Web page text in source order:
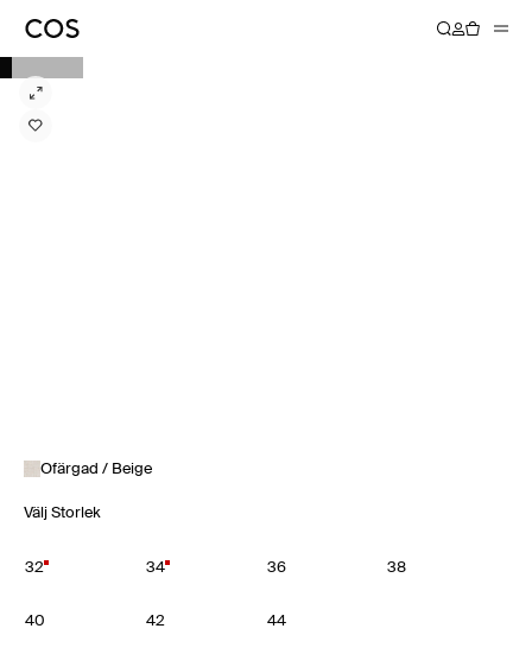
Ofärgad / Beige
Välj Storlek
32 34 36 38
40 42 44